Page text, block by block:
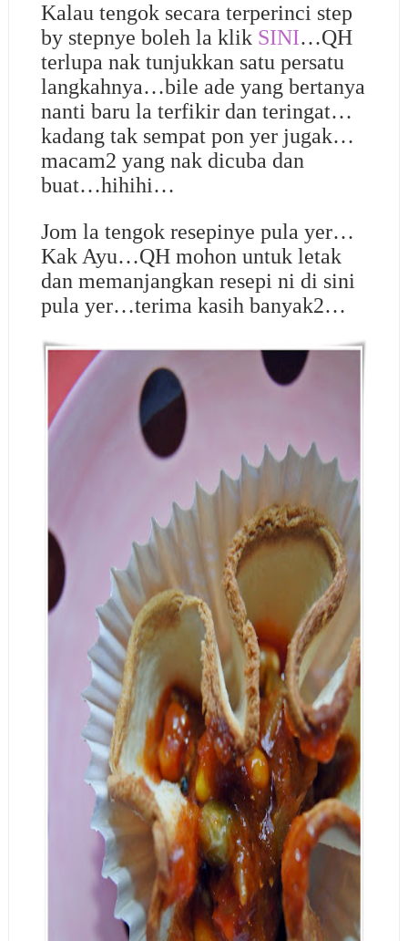
Kalau tengok secara terperinci step
by stepnye boleh la klik SINI…QH
terlupa nak tunjukkan satu persatu
langkahnya…bile ade yang bertanya
nanti baru la terfikir dan teringat…
kadang tak sempat pon yer jugak…
macam2 yang nak dicuba dan
buat…hihihi…
Jom la tengok resepinye pula yer…
Kak Ayu…QH mohon untuk letak
dan memanjangkan resepi ni di sini
pula yer…terima kasih banyak2…